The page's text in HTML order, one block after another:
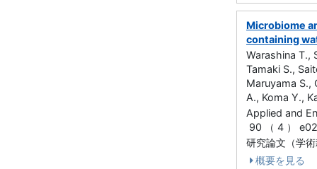
Microbiome
containing
Warashina T.,
Tamaki S.,
Maruyama S.,
A., Koma Y.,
Applied and
90 （ 4 ）
研究論文（学
概要を見る